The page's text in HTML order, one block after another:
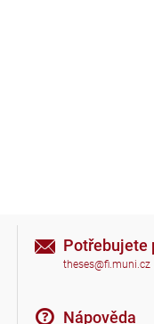
Potřebujete
theses@fi.muni.cz
Nápověda